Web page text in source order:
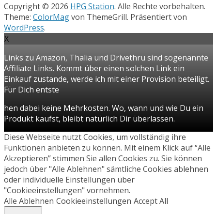
Copyright © 2026 HPG Station. Alle Rechte vorbehalten.
Theme: ColorMagvon ThemeGrill. Präsentiert von
WordPress.
X
Links zu Amazon, Thalia und Drivethru sind sogenannte
Affiliate Links. Kommt über einen solchen Link ein
Einkauf zustande, werde ich mit einer Provision beteiligt.
Für Dich entste
hen dabei keine Mehrkosten. Wo, wann und wie Du ein
Produkt kaufst, bleibt natürlich Dir überlassen.
Diese Webseite nutzt Cookies, um vollständig ihre
Funktionen anbieten zu können. Mit einem Klick auf “Alle
Akzeptieren” stimmen Sie allen Cookies zu. Sie können
jedoch über "Alle Ablehnen" sämtliche Cookies ablehnen
oder individuelle Einstellungen über
"Cookieeinstellungen" vornehmen.
Alle Ablehnen Cookieeinstellungen Accept All